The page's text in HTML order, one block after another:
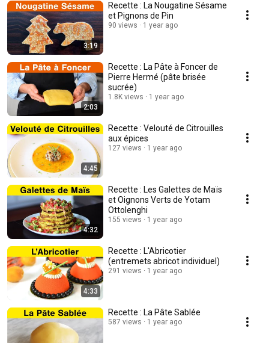
3:19
Recette : La Nougatine Sésame
et Pignons de Pin
90 views 1 year ago
2:03
Recette : La Pâte à Foncer de
Pierre Hermé (pâte brisée
sucrée)
1.8K views 1 year ago
4:45
Recette : Velouté de Citrouilles
aux épices
127 views 1 year ago
4:32
Recette : Les Galettes de Maïs
et Oignons Verts de Yotam
Ottolenghi
155 views 1 year ago
4:33
Recette : L'Abricotier
(entremets abricot individuel)
291 views 1 year ago
Recette : La Pâte Sablée
587 views 1 year ago